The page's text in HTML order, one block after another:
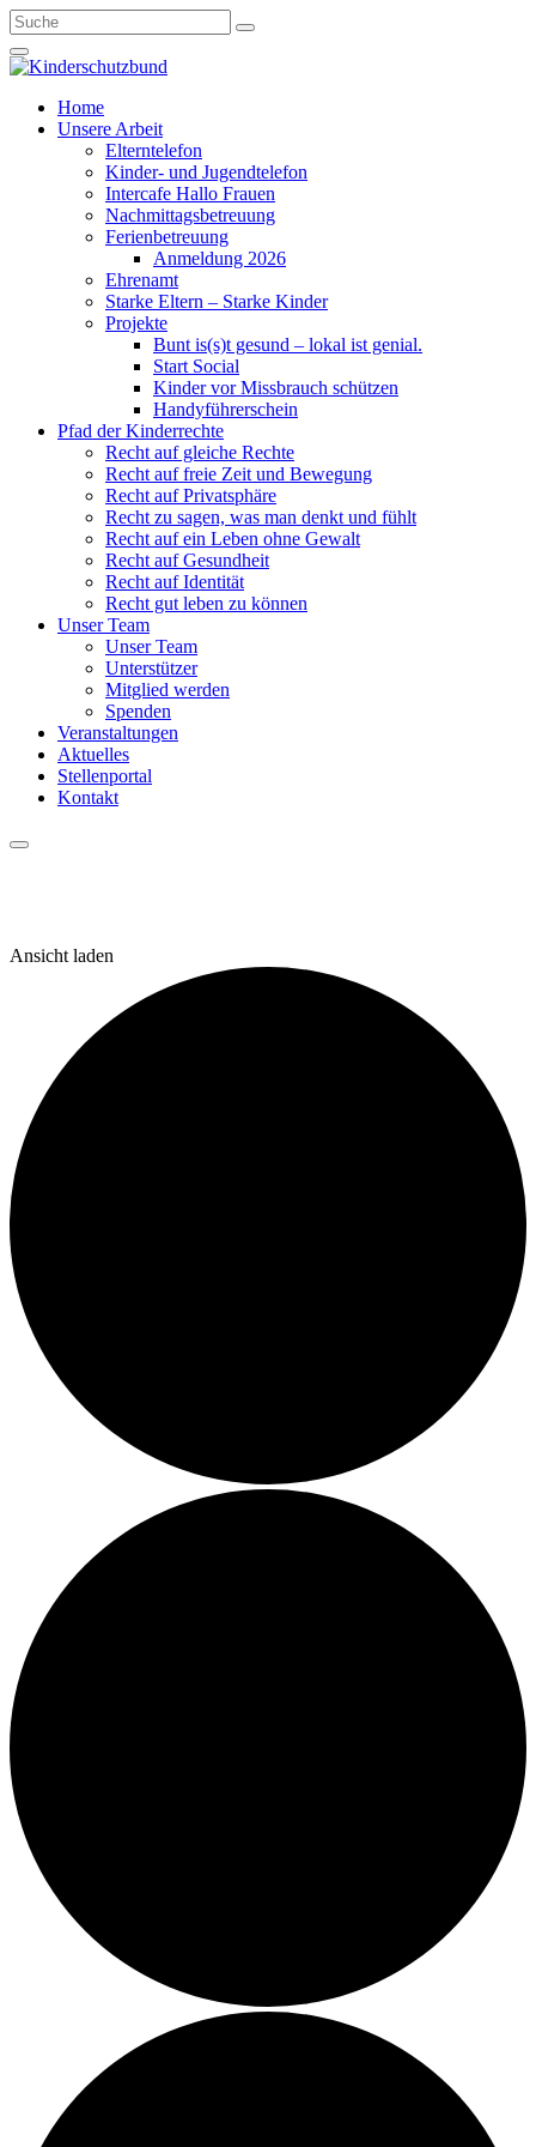
Home
Unsere Arbeit
Elterntelefon
Kinder- und Jugendtelefon
Intercafe Hallo Frauen
Nachmittagsbetreuung
Ferienbetreuung
Anmeldung 2026
Ehrenamt
Starke Eltern – Starke Kinder
Projekte
Bunt is(s)t gesund – lokal ist genial.
Start Social
Kinder vor Missbrauch schützen
Handyführerschein
Pfad der Kinderrechte
Recht auf gleiche Rechte
Recht auf freie Zeit und Bewegung
Recht auf Privatsphäre
Recht zu sagen, was man denkt und fühlt
Recht auf ein Leben ohne Gewalt
Recht auf Gesundheit
Recht auf Identität
Recht gut leben zu können
Unser Team
Unser Team
Unterstützer
Mitglied werden
Spenden
Veranstaltungen
Aktuelles
Stellenportal
Kontakt
Ansicht laden